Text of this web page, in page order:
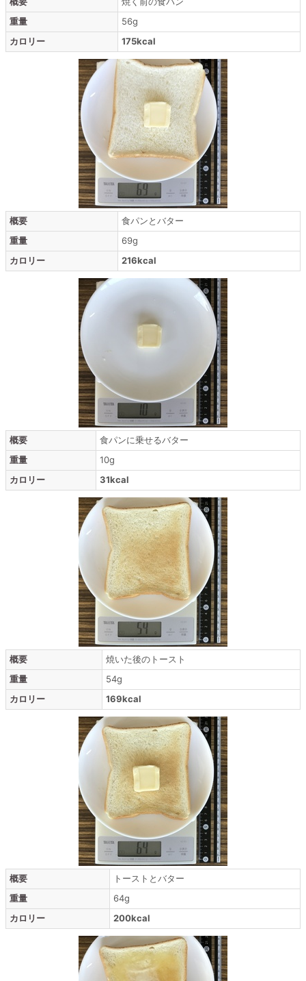
重量
56g
カロリー
175kcal
概要
食パンとバター
重量
69g
カロリー
216kcal
概要
食パンに乗せるバター
重量
10g
カロリー
31kcal
概要
焼いた後のトースト
重量
54g
カロリー
169kcal
概要
トーストとバター
重量
64g
カロリー
200kcal